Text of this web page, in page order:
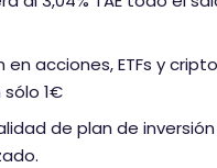
en acciones, ETFs y
1€
de plan de inversión